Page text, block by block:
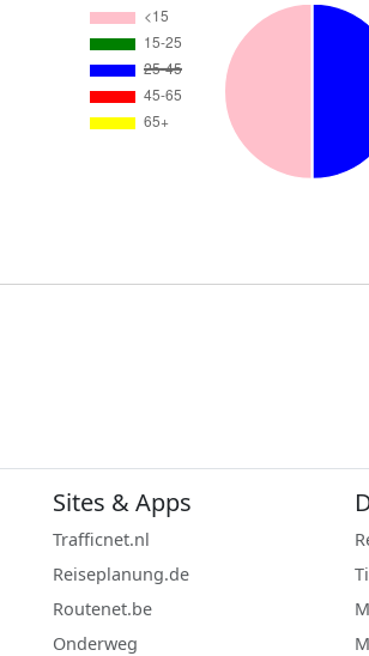
Sites & Apps
Trafficnet.nl
Reiseplanung.de
Routenet.be
Onderweg